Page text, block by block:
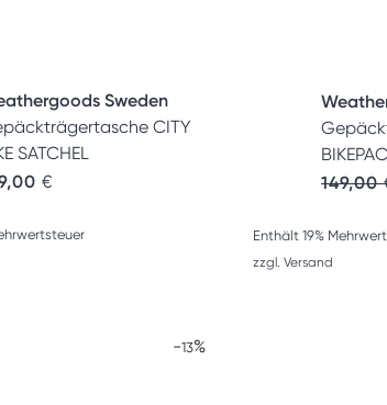
Sweden
CITY
SATCHEL
€
149,00
Enthält 19%
zzgl. Versand
-13%